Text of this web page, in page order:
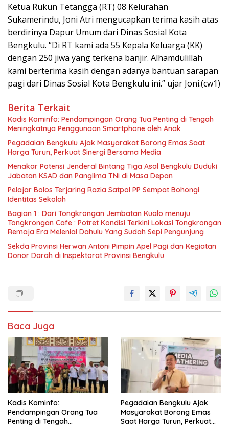
Ketua Rukun Tetangga (RT) 08 Kelurahan
Sukamerindu, Joni Atri mengucapkan terima kasih atas
berdirinya Dapur Umum dari Dinas Sosial Kota
Bengkulu. “Di RT kami ada 55 Kepala Keluarga (KK)
dengan 250 jiwa yang terkena banjir. Alhamdulillah
kami berterima kasih dengan adanya bantuan sarapan
pagi dari Dinas Sosial Kota Bengkulu ini.” ujar Joni.(cw1)
Berita Terkait
Kadis Kominfo: Pendampingan Orang Tua Penting di Tengah
Meningkatnya Penggunaan Smartphone oleh Anak
Pegadaian Bengkulu Ajak Masyarakat Borong Emas Saat
Harga Turun, Perkuat Sinergi Bersama Media
Menakar Potensi Jenderal Bintang Tiga Asal Bengkulu Duduki
Jabatan KSAD dan Panglima TNI di Masa Depan
Pelajar Bolos Terjaring Razia Satpol PP Sempat Bohongi
Identitas Sekolah
Bagian 1 : Dari Tongkrongan Jembatan Kualo menuju
Tongkrongan Cafe : Potret Kondisi Terkini Lokasi Tongkrongan
Remaja Era Melenial Dahulu Yang Sudah Sepi Pengunjung
Sekda Provinsi Herwan Antoni Pimpin Apel Pagi dan Kegiatan
Donor Darah di Inspektorat Provinsi Bengkulu
Baca Juga
Kadis Kominfo:
Pendampingan Orang Tua
Penting di Tengah
Pegadaian Bengkulu Ajak
Masyarakat Borong Emas
Saat Harga Turun, Perkuat